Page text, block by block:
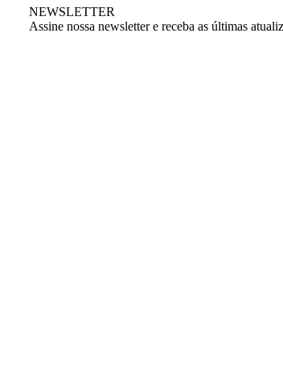
NEWSLETTER
Assine nossa newsletter e receba as últimas